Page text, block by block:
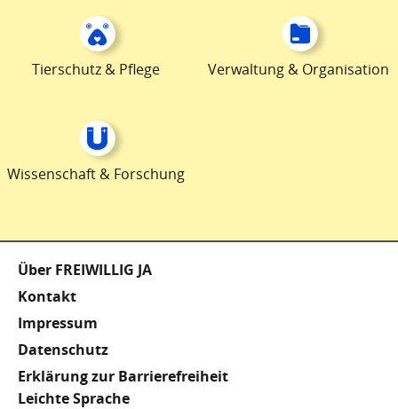
Tierschutz & Pflege Verwaltung & Organisation
Wissenschaft & Forschung
Fußzeile
Über FREIWILLIG JA
Kontakt
Impressum
Datenschutz
Erklärung zur Barrierefreiheit
Leichte Sprache